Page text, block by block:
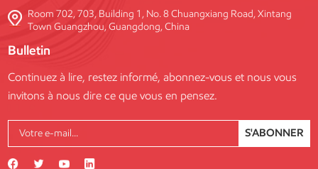
Room 702, 703, Building 1, No. 8 Chuangxiang Road, Xintang
Town Guangzhou, Guangdong, China
Bulletin
Continuez à lire, restez informé, abonnez-vous et nous vous
invitons à nous dire ce que vous en pensez.
S'ABONNER